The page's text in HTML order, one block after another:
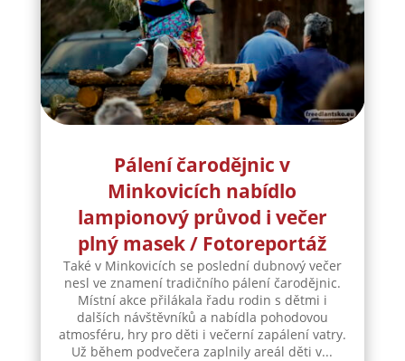
Pálení čarodějnic v
Minkovicích nabídlo
lampionový průvod i večer
plný masek / Fotoreportáž
Také v Minkovicích se poslední dubnový večer
nesl ve znamení tradičního pálení čarodějnic.
Místní akce přilákala řadu rodin s dětmi i
dalších návštěvníků a nabídla pohodovou
atmosféru, hry pro děti i večerní zapálení vatry.
Už během podvečera zaplnily areál děti v...